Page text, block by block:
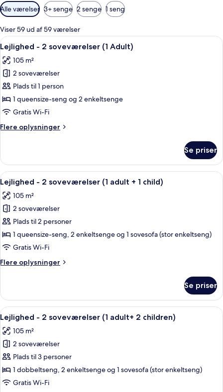
Tilgængelige
filtre
for
værelser
Alle værelser 3+ senge 2 senge 1 seng
Viser 59 ud af 59 værelser
Indlæs
alle
billeder
af
Lejlighed
-
2
(1
2 soveværelser, pengeskab på
11
Lejlighed - 2 soveværelser (1 Adult)
105 m²
2 soveværelser
Plads til 1 person
1 queensize-seng og 2 enkeltsenge
Gratis Wi-Fi
Flere oplysninger
Flere
-
soveværelser
Adult)
Se priser
Indlæs
alle
billeder
af
Lejlighed
-
2
(1
child)
2 soveværelser, pengeskab på
11
Lejlighed - 2 soveværelser (1 adult + 1 child)
105 m²
2 soveværelser
Plads til 2 personer
1 queensize-seng, 2 enkeltsenge og 1 sovesofa (stor enkeltseng)
Gratis Wi-Fi
Flere oplysninger
Flere
-
soveværelser
adult
+
child)
Se priser
Indlæs
alle
billeder
af
Lejlighed
-
2
2 soveværelser, pengeskab på
11
Lejlighed - 2 soveværelser (1 adult+ 2 children)
105 m²
2 soveværelser
Plads til 3 personer
1 dobbeltseng, 2 enkeltsenge og 1 sovesofa (stor enkeltseng)
Gratis Wi-Fi